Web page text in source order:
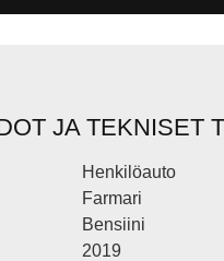
JA TEKNISET
Henkilöauto
Farmari
Bensiini
2019